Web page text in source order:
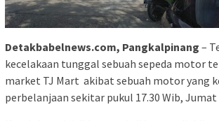
Detakbabelnews.com, Pangkalpinang –
kecelakaan tunggal sebuah sepeda motor
market TJ Mart akibat sebuah motor yang
perbelanjaan sekitar pukul 17.30 Wib, Jumat